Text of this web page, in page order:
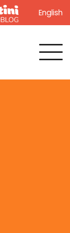
English